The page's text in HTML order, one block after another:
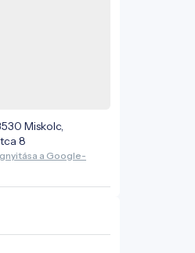
című
Közösségi
Győri kapu 27
Miskolc,
8
a Google-